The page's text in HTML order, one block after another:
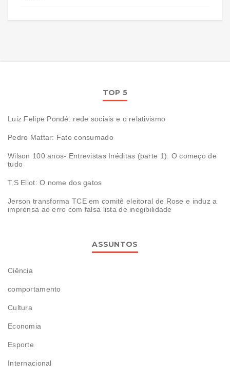
TOP 5
Luiz Felipe Pondé: rede sociais e o relativismo
Pedro Mattar: Fato consumado
Wilson 100 anos- Entrevistas Inéditas (parte 1): O começo de
tudo
T.S Eliot: O nome dos gatos
Jerson transforma TCE em comitê eleitoral de Rose e induz a
imprensa ao erro com falsa lista de inegibilidade
ASSUNTOS
Ciência
comportamento
Cultura
Economia
Esporte
Internacional